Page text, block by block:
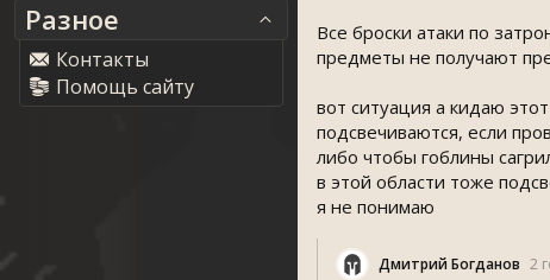
Разное
Контакты
Помощь сайту
Все броски атаки по
предметы не получают
вот ситуация а кидаю
подсвечиваются, если
либо чтобы гоблины
в этой области тоже
я не понимаю
Дмитрий Богданов 2